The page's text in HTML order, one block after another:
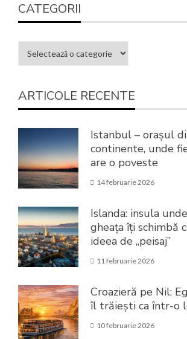
CATEGORII
ARTICOLE RECENTE
Istanbul – orașul
continente, unde
are o poveste
14 februarie 2026
Islanda: insula
gheața îți schimbă
ideea de „peisaj”
11 februarie 2026
Croazieră pe Nil:
îl trăiești ca într-o
10 februarie 2026